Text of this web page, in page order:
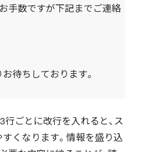
手数ですが下記までご連絡
待ちしております。
行ごとに改行を入れると、ス
くなります。情報を盛り込